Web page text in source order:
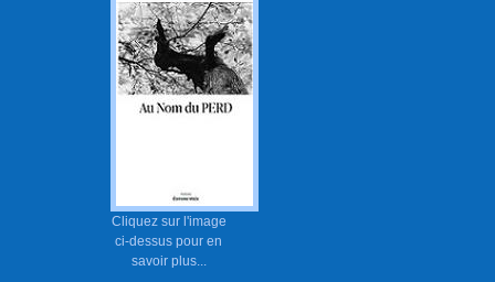
Cliquez sur l'image
ci-dessus pour en
savoir plus...